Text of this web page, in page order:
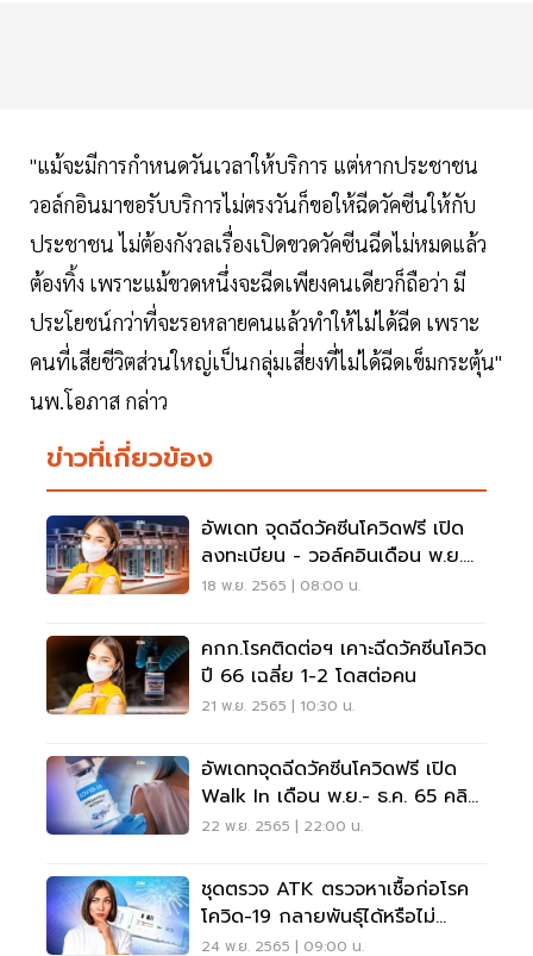
"แม้จะมีการกำหนดวันเวลาให้บริการ แต่หากประชาชน
วอล์กอินมาขอรับบริการไม่ตรงวันก็ขอให้ฉีดวัคซีนให้กับ
ประชาชน ไม่ต้องกังวลเรื่องเปิดขวดวัคซีนฉีดไม่หมดแล้ว
ต้องทิ้ง เพราะแม้ขวดหนึ่งจะฉีดเพียงคนเดียวก็ถือว่า มี
ประโยชน์กว่าที่จะรอหลายคนแล้วทำให้ไม่ได้ฉีด เพราะ
คนที่เสียชีวิตส่วนใหญ่เป็นกลุ่มเสี่ยงที่ไม่ได้ฉีดเข็มกระตุ้น"
นพ.โอภาส กล่าว
ข่าวที่เกี่ยวข้อง
อัพเดท จุดฉีดวัคซีนโควิดฟรี เปิด
ลงทะเบียน - วอล์คอินเดือน พ.ย.
2565
18 พ.ย. 2565 | 08:00 น.
คกก.โรคติดต่อฯ เคาะฉีดวัคซีนโควิด
ปี 66 เฉลี่ย 1-2 โดสต่อคน
21 พ.ย. 2565 | 10:30 น.
อัพเดทจุดฉีดวัคซีนโควิดฟรี เปิด
Walk In เดือน พ.ย.- ธ.ค. 65 คลิก
ที่นี่
22 พ.ย. 2565 | 22:00 น.
ชุดตรวจ ATK ตรวจหาเชื้อก่อโรค
โควิด-19 กลายพันธุ์ได้หรือไม่
อยากรู้ดูเลย
24 พ.ย. 2565 | 09:00 น.